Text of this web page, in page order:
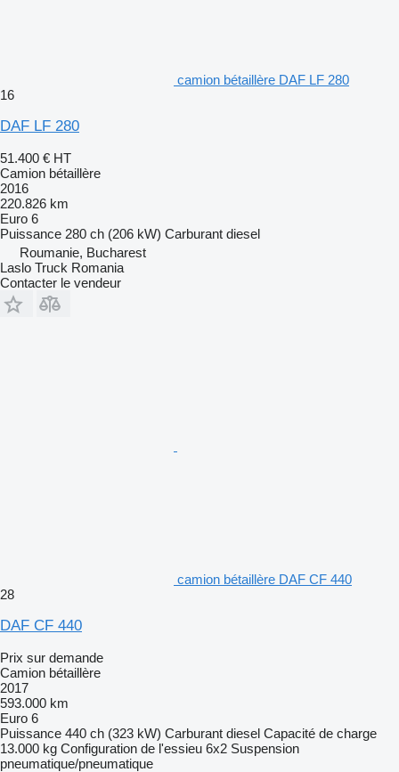
camion bétaillère DAF LF 280
16
DAF LF 280
51.400 € HT
Camion bétaillère
2016
220.826 km
Euro 6
Puissance 280 ch (206 kW) Carburant diesel
Roumanie, Bucharest
Laslo Truck Romania
Contacter le vendeur
camion bétaillère DAF CF 440
28
DAF CF 440
Prix sur demande
Camion bétaillère
2017
593.000 km
Euro 6
Puissance 440 ch (323 kW) Carburant diesel Capacité de charge
13.000 kg Configuration de l'essieu 6x2 Suspension
pneumatique/pneumatique